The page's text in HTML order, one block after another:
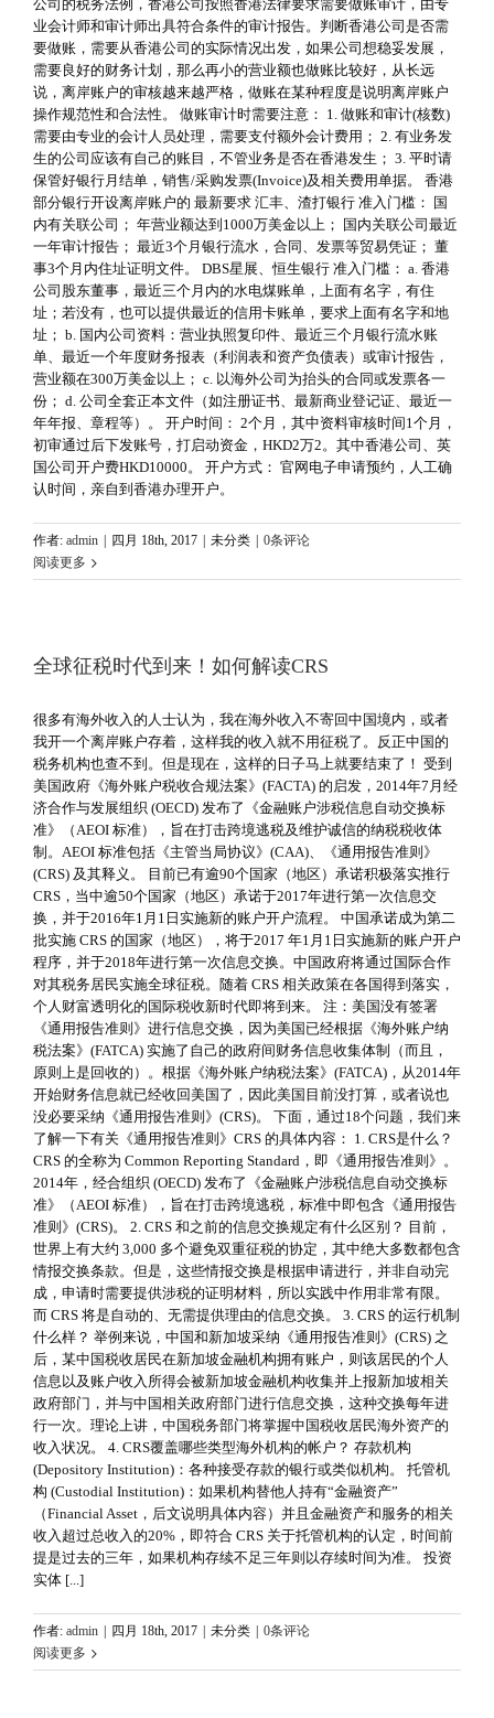
公司的税务法例，香港公司按照香港法律要求需要做账审计，由专
业会计师和审计师出具符合条件的审计报告。判断香港公司是否需
要做账，需要从香港公司的实际情况出发，如果公司想稳妥发展，
需要良好的财务计划，那么再小的营业额也做账比较好，从长远
说，离岸账户的审核越来越严格，做账在某种程度是说明离岸账户
操作规范性和合法性。 做账审计时需要注意： 1. 做账和审计(核数)
需要由专业的会计人员处理，需要支付额外会计费用； 2. 有业务发
生的公司应该有自己的账目，不管业务是否在香港发生； 3. 平时请
保管好银行月结单，销售/采购发票(Invoice)及相关费用单据。 香港
部分银行开设离岸账户的 最新要求 汇丰、渣打银行 准入门槛： 国
内有关联公司； 年营业额达到1000万美金以上； 国内关联公司最近
一年审计报告； 最近3个月银行流水，合同、发票等贸易凭证； 董
事3个月内住址证明文件。 DBS星展、恒生银行 准入门槛： a. 香港
公司股东董事，最近三个月内的水电煤账单，上面有名字，有住
址；若没有，也可以提供最近的信用卡账单，要求上面有名字和地
址； b. 国内公司资料：营业执照复印件、最近三个月银行流水账
单、最近一个年度财务报表（利润表和资产负债表）或审计报告，
营业额在300万美金以上； c. 以海外公司为抬头的合同或发票各一
份； d. 公司全套正本文件（如注册证书、最新商业登记证、最近一
年年报、章程等）。 开户时间： 2个月，其中资料审核时间1个月，
初审通过后下发账号，打启动资金，HKD2万2。其中香港公司、英
国公司开户费HKD10000。 开户方式： 官网电子申请预约，人工确
认时间，亲自到香港办理开户。
作者: admin 四月 18th, 2017 未分类
0条评论
阅读更多
全球征税时代到来！如何解读CRS
很多有海外收入的人士认为，我在海外收入不寄回中国境内，或者
我开一个离岸账户存着，这样我的收入就不用征税了。反正中国的
税务机构也查不到。但是现在，这样的日子马上就要结束了！ 受到
美国政府《海外账户税收合规法案》(FACTA) 的启发，2014年7月经
济合作与发展组织 (OECD) 发布了《金融账户涉税信息自动交换标
准》（AEOI 标准），旨在打击跨境逃税及维护诚信的纳税税收体
制。AEOI 标准包括《主管当局协议》(CAA)、《通用报告准则》
(CRS) 及其释义。 目前已有逾90个国家（地区）承诺积极落实推行
CRS，当中逾50个国家（地区）承诺于2017年进行第一次信息交
换，并于2016年1月1日实施新的账户开户流程。 中国承诺成为第二
批实施 CRS 的国家（地区），将于2017 年1月1日实施新的账户开户
程序，并于2018年进行第一次信息交换。中国政府将通过国际合作
对其税务居民实施全球征税。随着 CRS 相关政策在各国得到落实，
个人财富透明化的国际税收新时代即将到来。 注：美国没有签署
《通用报告准则》进行信息交换，因为美国已经根据《海外账户纳
税法案》(FATCA) 实施了自己的政府间财务信息收集体制（而且，
原则上是回收的）。根据《海外账户纳税法案》(FATCA)，从2014年
开始财务信息就已经收回美国了，因此美国目前没打算，或者说也
没必要采纳《通用报告准则》(CRS)。 下面，通过18个问题，我们来
了解一下有关《通用报告准则》CRS 的具体内容： 1. CRS是什么？
CRS 的全称为 Common Reporting Standard，即《通用报告准则》。
2014年，经合组织 (OECD) 发布了《金融账户涉税信息自动交换标
准》（AEOI 标准），旨在打击跨境逃税，标准中即包含《通用报告
准则》(CRS)。 2. CRS 和之前的信息交换规定有什么区别？ 目前，
世界上有大约 3,000 多个避免双重征税的协定，其中绝大多数都包含
情报交换条款。但是，这些情报交换是根据申请进行，并非自动完
成，申请时需要提供涉税的证明材料，所以实践中作用非常有限。
而 CRS 将是自动的、无需提供理由的信息交换。 3. CRS 的运行机制
什么样？ 举例来说，中国和新加坡采纳《通用报告准则》(CRS) 之
后，某中国税收居民在新加坡金融机构拥有账户，则该居民的个人
信息以及账户收入所得会被新加坡金融机构收集并上报新加坡相关
政府部门，并与中国相关政府部门进行信息交换，这种交换每年进
行一次。理论上讲，中国税务部门将掌握中国税收居民海外资产的
收入状况。 4. CRS覆盖哪些类型海外机构的帐户？ 存款机构
(Depository Institution)：各种接受存款的银行或类似机构。 托管机
构 (Custodial Institution)：如果机构替他人持有“金融资产”
（Financial Asset，后文说明具体内容）并且金融资产和服务的相关
收入超过总收入的20%，即符合 CRS 关于托管机构的认定，时间前
提是过去的三年，如果机构存续不足三年则以存续时间为准。 投资
实体 [...]
作者: admin 四月 18th, 2017 未分类
0条评论
阅读更多